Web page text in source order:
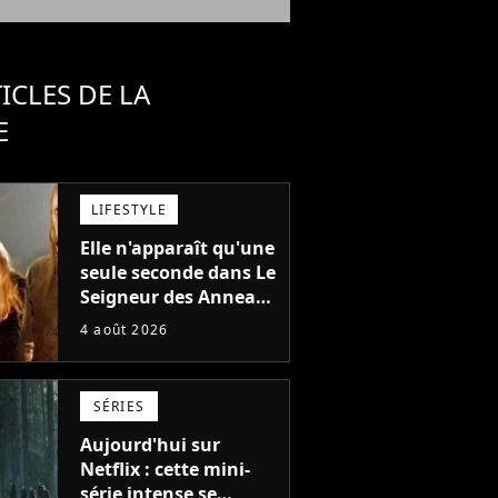
DE LA
LIFESTYLE
Elle n'apparaît qu'une
seule seconde dans Le
Seigneur des Anneaux
: avez-vous reconnu
cinéma dans la saga ?
4 août 2026
SÉRIES
Aujourd'hui sur
Netflix : cette mini-